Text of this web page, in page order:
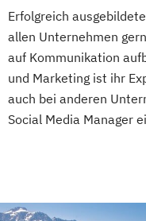
Erfolgreich
allen Unternehmen
auf Kommunikation
und Marketing ist ihr
auch bei anderen
Social Media Manager